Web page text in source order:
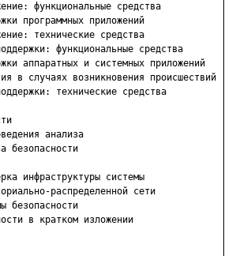
функциональные средства
программных приложений
технические средства
функциональные средства
аппаратных и системных приложений
в случаях возникновения происшествий
технические средства
анализа
безопасности
инфраструктуры системы
распределенной сети
безопасности
в кратком изложении